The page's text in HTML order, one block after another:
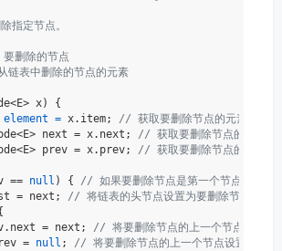
指定节点。
删除的节点
链表中删除的节点的元素
x)
{
element = x.item; // 获取要删除节点的元素
next = x.next; // 获取要删除节点的下一个
prev = x.prev; // 获取要删除节点的上一个
== null ) { // 如果要删除节点是第一个节点
= next;
// 将链表的头节点设置为要删除节点的下
= next;
// 将要删除节点的上一个节点指向要
=
null ; // 将要删除节点的上一个节点设置为空